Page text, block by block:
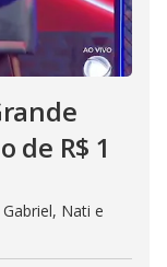
de R$ 1
Nati e